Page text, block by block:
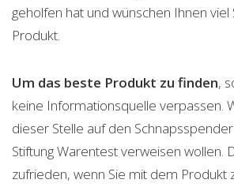
geholfen hat und wünschen Ihnen
Produkt.
Um das beste Produkt zu finden,
keine Informationsquelle verpassen.
dieser Stelle auf den
Stiftung Warentest verweisen wollen.
zufrieden, wenn Sie mit dem Produkt